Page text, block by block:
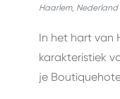
Haarlem, Nederland
In het hart van
karakteristiek
je